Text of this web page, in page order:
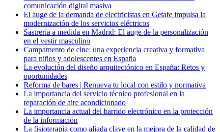
comunicación digital masiva
El auge de la demanda de electricistas en Getafe impulsa la
modernización de los servicios eléctricos
Sastrería a medida en Madrid: El auge de la personalización
en el vestir masculino
Campamento de cine: una experiencia creativa y formativa
para niños y adolescentes en España
La evolución del diseño arquitectónico en España: Retos y
oportunidades
Reforma de bares | Renueva tu local con estilo y normativa
La importancia del servicio técnico profesional en la
reparación de aire acondicionado
La importancia actual del barrido electrónico en la protección
de la información
La fisioterapia como aliada clave en la mejora de la calidad de